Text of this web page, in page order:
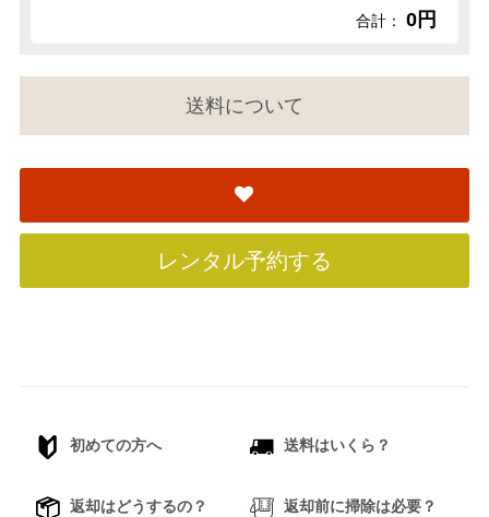
合計： 0円
送料について
レンタル予約する
初めての方へ 送料はいくら？
返却はどうするの？ 返却前に掃除は必要？